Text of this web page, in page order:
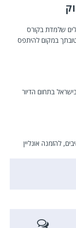
שלמדת בקורס
במקום להיתפס
בתחום הדיור
להזמנה אונליין